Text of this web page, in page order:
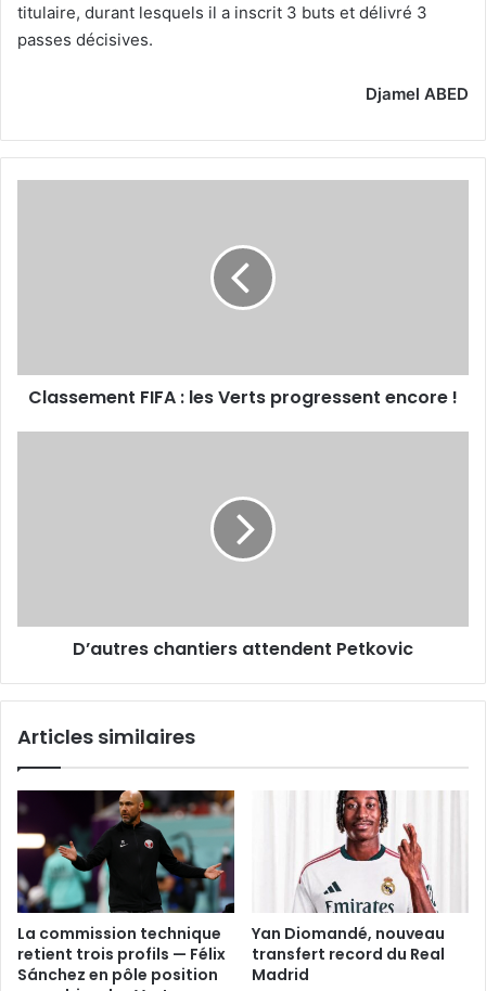
titulaire, durant lesquels il a inscrit 3 buts et délivré 3
passes décisives.
Djamel ABED
Classement FIFA : les Verts progressent encore !
D’autres chantiers attendent Petkovic
Articles similaires
La commission technique
retient trois profils — Félix
Sánchez en pôle position
Yan Diomandé, nouveau
transfert record du Real
Madrid